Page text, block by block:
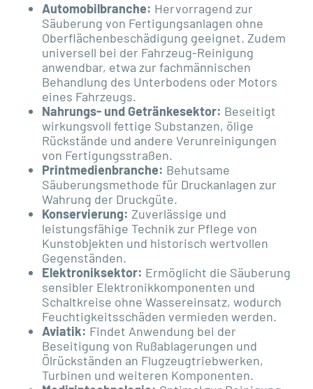
Automobilbranche: Hervorragend zur
Säuberung von Fertigungsanlagen ohne
Oberflächenbeschädigung geeignet. Zudem
universell bei der Fahrzeug-Reinigung
anwendbar, etwa zur fachmännischen
Behandlung des Unterbodens oder Motors
eines Fahrzeugs.
Nahrungs- und Getränkesektor: Beseitigt
wirkungsvoll fettige Substanzen, ölige
Rückstände und andere Verunreinigungen
von Fertigungsstraßen.
Printmedienbranche: Behutsame
Säuberungsmethode für Druckanlagen zur
Wahrung der Druckgüte.
Konservierung: Zuverlässige und
leistungsfähige Technik zur Pflege von
Kunstobjekten und historisch wertvollen
Gegenständen.
Elektroniksektor: Ermöglicht die Säuberung
sensibler Elektronikkomponenten und
Schaltkreise ohne Wassereinsatz, wodurch
Feuchtigkeitsschäden vermieden werden.
Aviatik: Findet Anwendung bei der
Beseitigung von Rußablagerungen und
Ölrückständen an Flugzeugtriebwerken,
Turbinen und weiteren Komponenten.